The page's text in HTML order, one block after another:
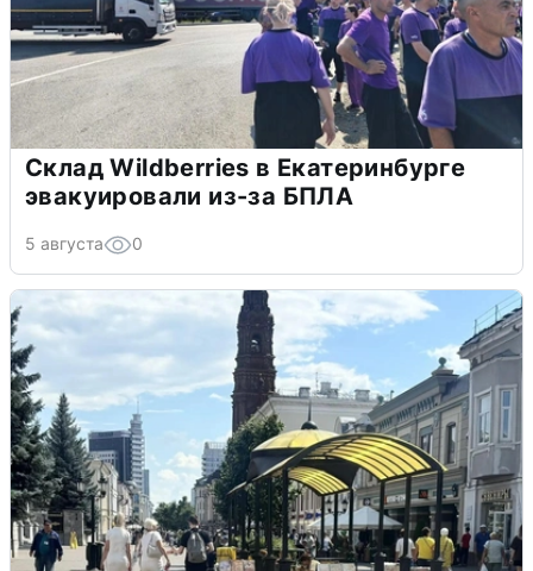
Склад Wildberries в Екатеринбурге
эвакуировали из-за БПЛА
5 августа 0